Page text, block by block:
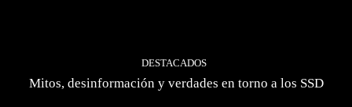
DESTACADOS
Mitos, desinformación y verdades en torno a los SSD